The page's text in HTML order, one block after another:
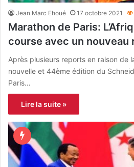
Jean Marc Ehoué 17 octobre 2021
Marathon de Paris:
course avec un nouveau
Après plusieurs reports en raison de
nouvelle et 44ème édition du
Paris…
Lire la suite »